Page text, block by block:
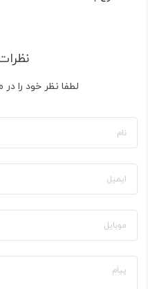
لطفا نظر خود را در